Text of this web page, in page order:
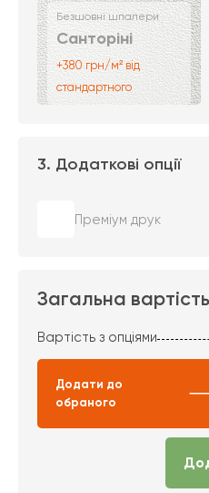
Безшовні шпалери
Санторіні
+380 грн/м² від
стандартного
3. Додаткові опції
Преміум друк
Загальна вартість
Вартість з опціями
Додати до
обраного